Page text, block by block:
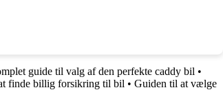
guide til valg af den perfekte caddy bil •
finde billig forsikring til bil • Guiden til at vælge